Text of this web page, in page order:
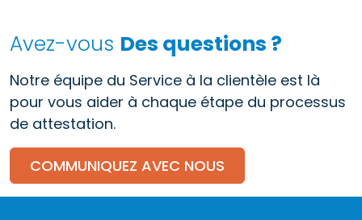
Avez-vous Des questions ?
Notre équipe du Service à la clientèle est là
pour vous aider à chaque étape du processus
de attestation.
COMMUNIQUEZ AVEC NOUS